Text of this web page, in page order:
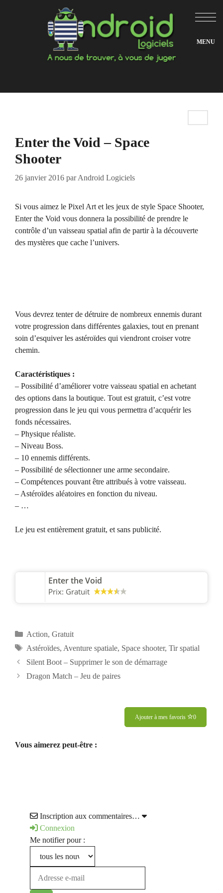
Enter the Void – Space
Shooter
26 janvier 2016 parAndroid Logiciels
Si vous aimez le Pixel Art et les jeux de style Space Shooter,
Enter the Void vous donnera la possibilité de prendre le
contrôle d’un vaisseau spatial afin de partir à la découverte
des mystères que cache l’univers.
Vous devrez tenter de détruire de nombreux ennemis durant
votre progression dans différentes galaxies, tout en prenant
soin d’esquiver les astéroïdes qui viendront croiser votre
chemin.
Caractéristiques :
– Possibilité d’améliorer votre vaisseau spatial en achetant
des options dans la boutique. Tout est gratuit, c’est votre
progression dans le jeu qui vous permettra d’acquérir les
fonds nécessaires.
– Physique réaliste.
– Niveau Boss.
– 10 ennemis différents.
– Possibilité de sélectionner une arme secondaire.
– Compétences pouvant être attribués à votre vaisseau.
– Astéroïdes aléatoires en fonction du niveau.
– …
Le jeu est entièrement gratuit, et sans publicité.
Enter the Void
Prix: Gratuit
Catégories
Action, Gratuit
Étiquettes
Astéroïdes, Aventure spatiale, Space shooter, Tir spatial
Silent Boot – Supprimer le son de démarrage
Dragon Match – Jeu de paires
Ajouter à mes favoris 0
Vous aimerez peut-être :
Inscription aux commentaires…
Connexion
Me notifier pour :